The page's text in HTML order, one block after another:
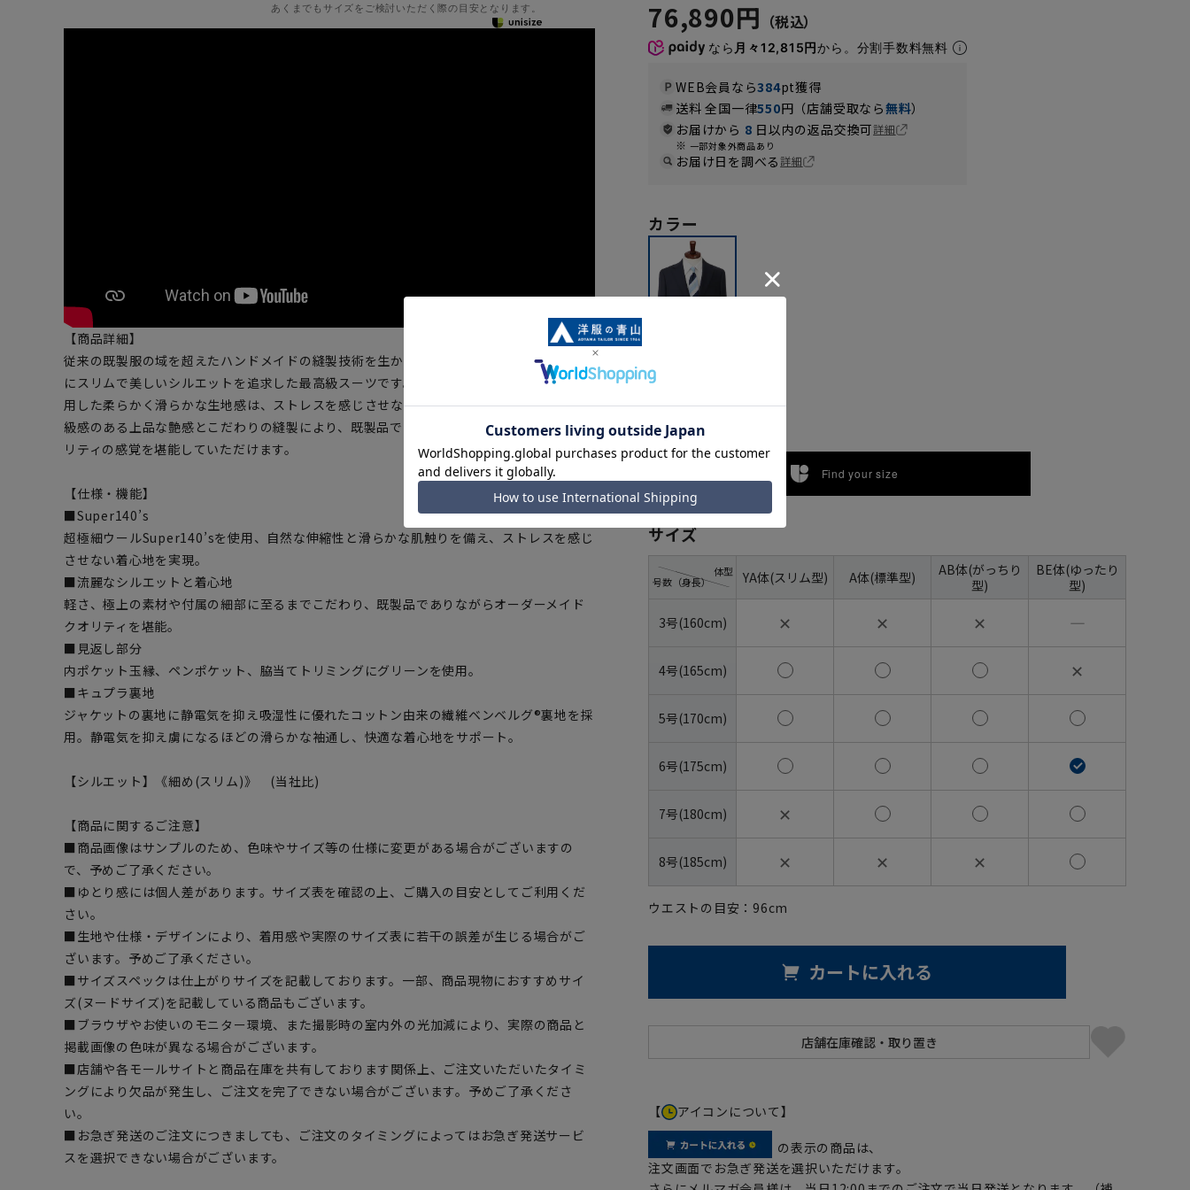
あくまでもサイズをご検討いただく際の目安となります。
【商品詳細】
従来の既製服の域を超えたハンドメイドの縫製技術を生かし、イタリアンクラシコを基調
にスリムで美しいシルエットを追求した最高級スーツです。超極細ウールSuper140’sを使
用した柔らかく滑らかな生地感は、ストレスを感じさせない快適な着用感を与えます。高
級感のある上品な艶感とこだわりの縫製により、既製品でありながらオーダーメイドクオ
リティの感覚を堪能していただけます。
【仕様・機能】
■Super140’s
超極細ウールSuper140’sを使用、自然な伸縮性と滑らかな肌触りを備え、ストレスを感じ
させない着心地を実現。
■流麗なシルエットと着心地
軽さ、極上の素材や付属の細部に至るまでこだわり、既製品でありながらオーダーメイド
クオリティを堪能。
■見返し部分
内ポケット玉縁、ペンポケット、脇当てトリミングにグリーンを使用。
■キュプラ裏地
ジャケットの裏地に静電気を抑え吸湿性に優れたコットン由来の繊維ベンベルグ®裏地を採
用。静電気を抑え虜になるほどの滑らかな袖通し、快適な着心地をサポート。
【シルエット】《細め(スリム)》 (当社比)
【商品に関するご注意】
■商品画像はサンプルのため、色味やサイズ等の仕様に変更がある場合がございますの
で、予めご了承ください。
■ゆとり感には個人差があります。サイズ表を確認の上、ご購入の目安としてご利用くだ
さい。
■生地や仕様・デザインにより、着用感や実際のサイズ表に若干の誤差が生じる場合がご
ざいます。予めご了承ください。
■サイズスペックは仕上がりサイズを記載しております。一部、商品現物におすすめサイ
ズ(ヌードサイズ)を記載している商品もございます。
■ブラウザやお使いのモニター環境、また撮影時の室内外の光加減により、実際の商品と
掲載画像の色味が異なる場合がございます。
■店舗や各モールサイトと商品在庫を共有しております関係上、ご注文いただいたタイミ
ングにより欠品が発生し、ご注文を完了できない場合がございます。予めご了承くださ
い。
■お急ぎ発送のご注文につきましても、ご注文のタイミングによってはお急ぎ発送サービ
スを選択できない場合がございます。
76,890円
なら 月々12,815円から。分割手数料無料
WEB会員なら384pt獲得
送料 全国一律550円（店舗受取なら無料）
お届けから 8 日以内の返品交換可詳細
一部対象外商品あり
お届け日を調べる詳細
カラー
Find your size
サイズ
号数（身長）
体型 YA体(スリム型) A体(標準型)
AB体(がっちり
型)
BE体(ゆったり
型)
3号(160cm) ✕ ✕ ✕ ―
4号(165cm) ✕
5号(170cm)
6号(175cm)
7号(180cm) ✕
8号(185cm) ✕ ✕ ✕
ウエストの目安： 96cm
カートに入れる
【 アイコンについて】
の表示の商品は、
注文画面でお急ぎ発送を選択いただけます。